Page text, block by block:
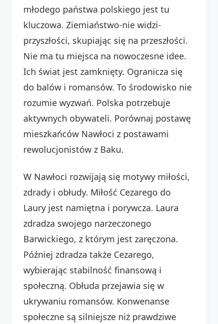
młodego państwa polskiego jest tu
kluczowa. Ziemiaństwo-nie widzi-
przyszłości, skupiając się na przeszłości.
Nie ma tu miejsca na nowoczesne idee.
Ich świat jest zamknięty. Ogranicza się
do balów i romansów. To środowisko nie
rozumie wyzwań. Polska potrzebuje
aktywnych obywateli. Porównaj postawę
mieszkańców Nawłoci z postawami
rewolucjonistów z Baku.
W Nawłoci rozwijają się motywy miłości,
zdrady i obłudy. Miłość Cezarego do
Laury jest namiętna i porywcza. Laura
zdradza swojego narzeczonego
Barwickiego, z którym jest zaręczona.
Później zdradza także Cezarego,
wybierając stabilność finansową i
społeczną. Obłuda przejawia się w
ukrywaniu romansów. Konwenanse
społeczne są silniejsze niż prawdziwe